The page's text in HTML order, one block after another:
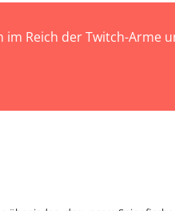
Reich der Twitch-Arme